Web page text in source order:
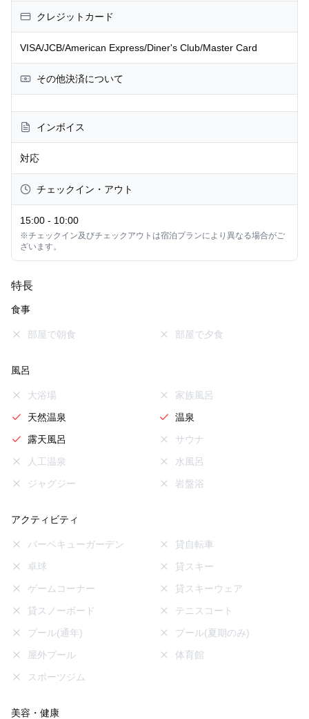
クレジットカード
VISA/JCB/American Express/Diner's Club/Master Card
その他決済について
インボイス
対応
チェックイン・アウト
15:00 - 10:00
※チェックイン及びチェックアウトは宿泊プランにより異なる場合がご
ざいます。
特長
食事
部屋で朝食 部屋で夕食
風呂
大浴場
家族風呂
天然温泉
温泉
露天風呂
サウナ
人工温泉
水風呂
ジャグジー
岩盤浴
アクティビティ
バーベキューガーデン
貸自転車
卓球
貸スキー
ゲームコーナー
貸スキーウェア
貸スノーボード
テニスコート
プール(通年)
プール(夏期のみ)
屋外プール
体育館
スポーツジム
美容・健康